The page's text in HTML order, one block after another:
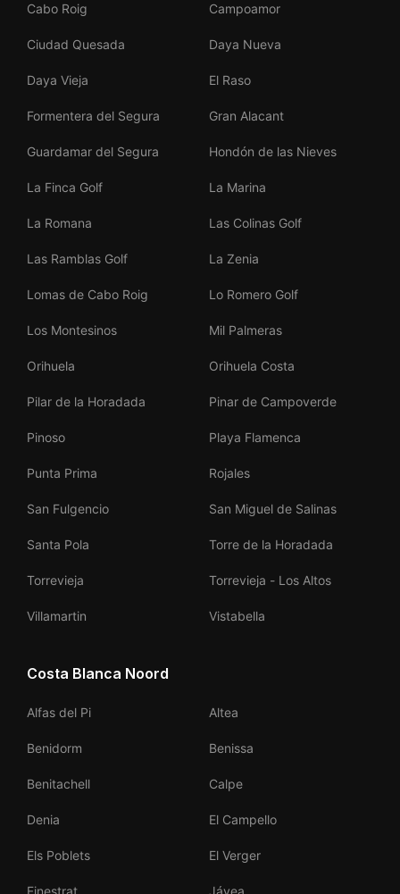
Cabo Roig Campoamor
Ciudad Quesada Daya Nueva
Daya Vieja El Raso
Formentera del Segura Gran Alacant
Guardamar del Segura Hondón de las Nieves
La Finca Golf La Marina
La Romana Las Colinas Golf
Las Ramblas Golf La Zenia
Lomas de Cabo Roig Lo Romero Golf
Los Montesinos Mil Palmeras
Orihuela Orihuela Costa
Pilar de la Horadada Pinar de Campoverde
Pinoso Playa Flamenca
Punta Prima Rojales
San Fulgencio San Miguel de Salinas
Santa Pola Torre de la Horadada
Torrevieja Torrevieja - Los Altos
Villamartin Vistabella
Costa Blanca Noord
Alfas del Pi Altea
Benidorm Benissa
Benitachell Calpe
Denia El Campello
Els Poblets El Verger
Finestrat Jávea